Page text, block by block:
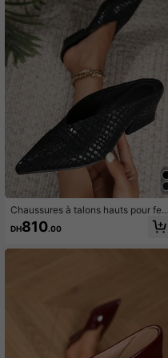
Chaussures à talons hauts pour fem
mes, coupe large, mode automne/hi
ver, bout pointu, découpe profonde,
DH810.00